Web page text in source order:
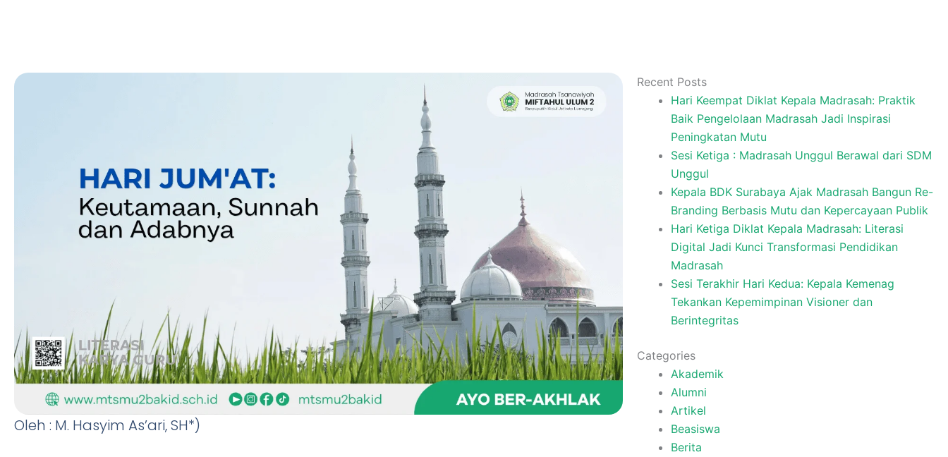
Oleh : M. Hasyim As’ari, SH*)
Recent Posts
Hari Keempat Diklat Kepala Madrasah: Praktik
Baik Pengelolaan Madrasah Jadi Inspirasi
Peningkatan Mutu
Sesi Ketiga : Madrasah Unggul Berawal dari SDM
Unggul
Kepala BDK Surabaya Ajak Madrasah Bangun Re-
Branding Berbasis Mutu dan Kepercayaan Publik
Hari Ketiga Diklat Kepala Madrasah: Literasi
Digital Jadi Kunci Transformasi Pendidikan
Madrasah
Sesi Terakhir Hari Kedua: Kepala Kemenag
Tekankan Kepemimpinan Visioner dan
Berintegritas
Categories
Akademik
Alumni
Artikel
Beasiswa
Berita